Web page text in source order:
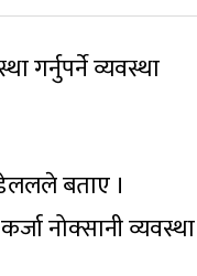
गर्नुपर्ने व्यवस्था
बताए ।
नोक्सानी व्यवस्था